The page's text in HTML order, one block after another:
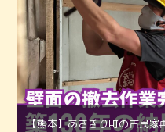
【熊本】あさぎり町の古民